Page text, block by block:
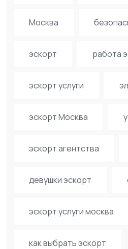
Москва
эскорт работа
эскорт услуги
эскорт Москва
эскорт агентства
девушки эскорт
эскорт услуги москва
как выбрать эскорт